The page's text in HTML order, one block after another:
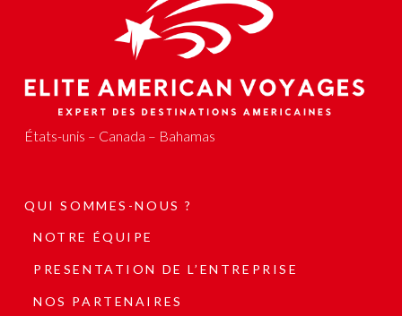
États-unis – Canada – Bahamas
QUI SOMMES-NOUS ?
NOTRE ÉQUIPE
PRESENTATION DE L’ENTREPRISE
NOS PARTENAIRES